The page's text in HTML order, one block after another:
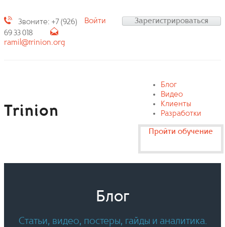
Звоните: +7 (926)
69 33 018
ramil@trinion.org
Войти Зарегистрироваться
Trinion
Блог
Видео
Клиенты
Разработки
Пройти обучение
Блог
Статьи, видео, постеры, гайды и аналитика.